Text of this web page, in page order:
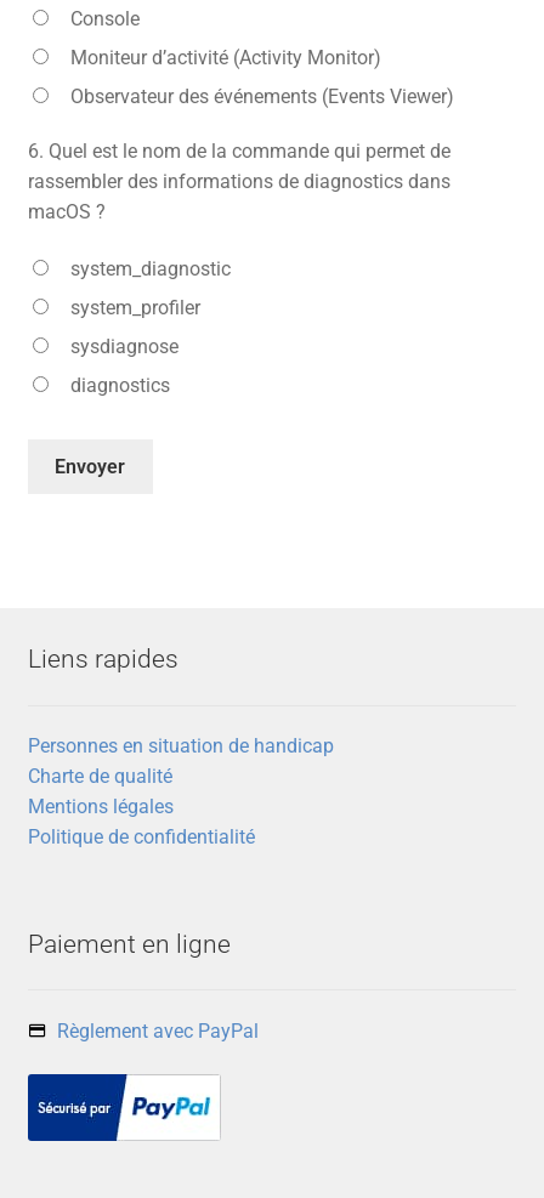
Console
Moniteur d’activité (Activity Monitor)
Observateur des événements (Events Viewer)
6. Quel est le nom de la commande qui permet de
rassembler des informations de diagnostics dans
macOS ?
system_diagnostic
system_profiler
sysdiagnose
diagnostics
Liens rapides
Personnes en situation de handicap
Charte de qualité
Mentions légales
Politique de confidentialité
Paiement en ligne
Règlement avec PayPal